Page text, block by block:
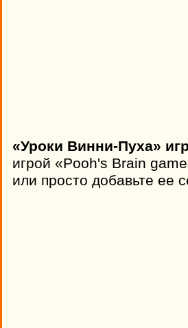
«Уроки Винни-Пуха»
игрой «Pooh's Brain
или просто добавьте ее